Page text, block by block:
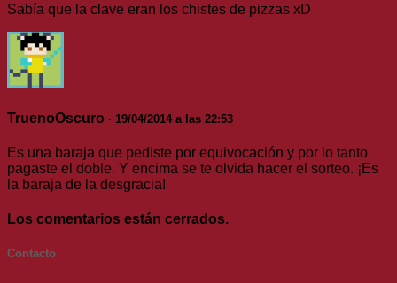
Sabía que la clave eran los chistes de pizzas xD
TruenoOscuro · 19/04/2014 a las 22:53
Es una baraja que pediste por equivocación y por lo tanto
pagaste el doble. Y encima se te olvida hacer el sorteo. ¡Es
la baraja de la desgracia!
Los comentarios están cerrados.
Contacto